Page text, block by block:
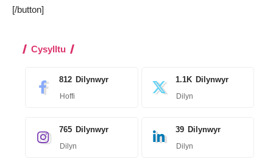
[/button]
Cysylltu
812 Dilynwyr
Hoffi
1.1K Dilynwyr
Dilyn
765 Dilynwyr
Dilyn
39 Dilynwyr
Dilyn